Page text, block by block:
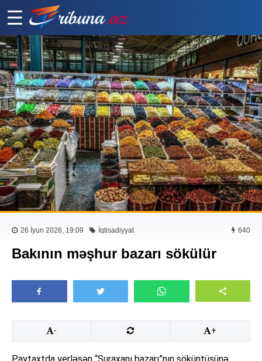
26 İyun 2026, 19:09 İqtisadiyyat 640
Bakının məşhur bazarı sökülür
- +